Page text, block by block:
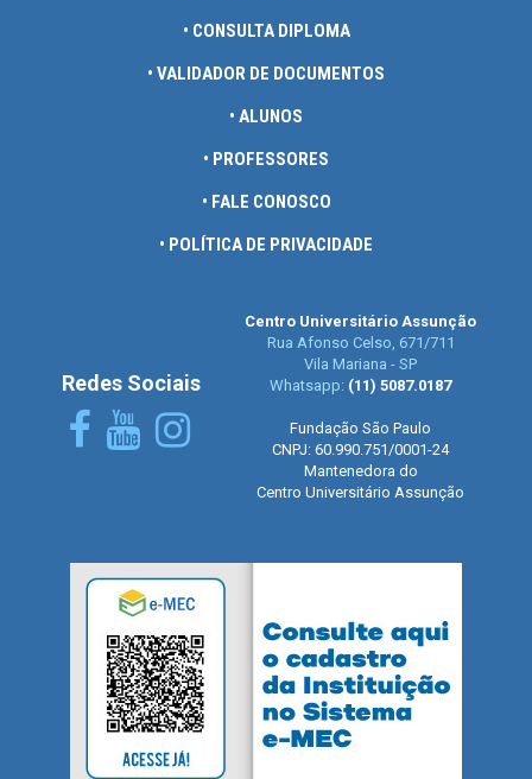
• CONSULTA DIPLOMA
• VALIDADOR DE DOCUMENTOS
• ALUNOS
• PROFESSORES
• FALE CONOSCO
• POLÍTICA DE PRIVACIDADE
Redes Sociais
Centro Universitário Assunção
Rua Afonso Celso, 671/711
Vila Mariana - SP
Whatsapp: (11) 5087.0187
Fundação São Paulo
CNPJ: 60.990.751/0001-24
Mantenedora do
Centro Universitário Assunção